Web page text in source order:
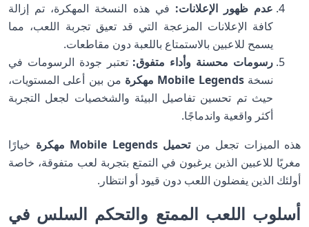
عدم ظهور الإعلانات: في هذه النسخة المهكرة، تم إزالة
كافة الإعلانات المزعجة التي قد تعيق تجربة اللعب، مما
يسمح للاعبين بالاستمتاع باللعبة دون مقاطعات.
رسومات محسنة وأداء متفوق: تعتبر جودة الرسومات في
نسخةMobile Legends مهكرة
من بين أعلى المستويات،
حيث تم تحسين تفاصيل البيئة والشخصيات لجعل التجربة
أكثر واقعية واندماجًا.
هذه الميزات تجعل منتحميل Mobile Legends مهكرة
خيارًا
مغريًا للاعبين الذين يرغبون في التمتع بتجربة لعب متفوقة، خاصة
أولئك الذين يفضلون اللعب دون قيود أو انتظار.
أسلوب اللعب الممتع والتحكم السلس في